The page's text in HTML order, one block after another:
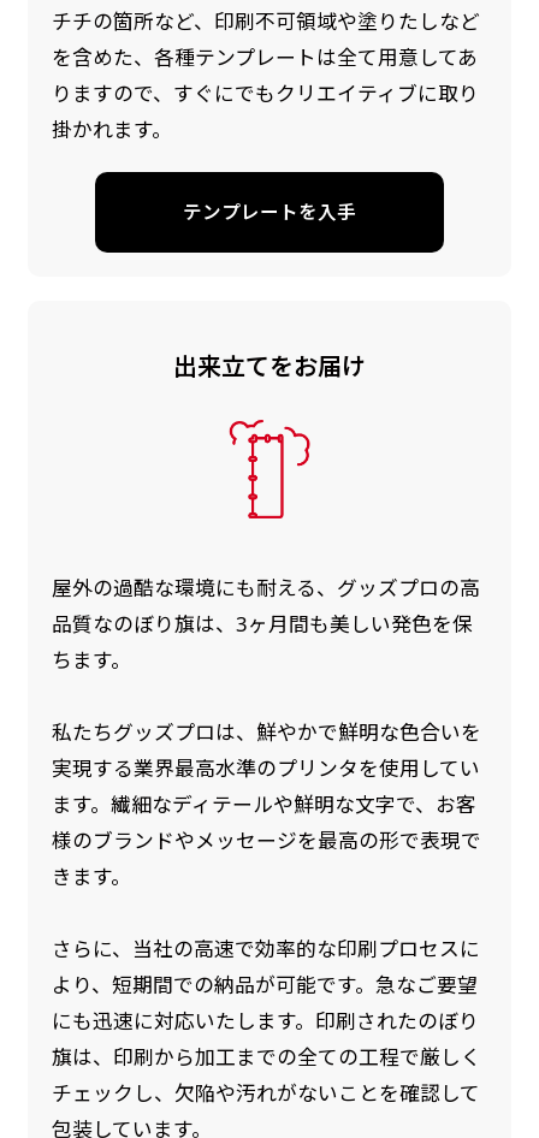
チチの箇所など、印刷不可領域や塗りたしなど
を含めた、各種テンプレートは全て用意してあ
りますので、すぐにでもクリエイティブに取り
掛かれます。
テンプレートを入手
出来立てをお届け
屋外の過酷な環境にも耐える、グッズプロの高
品質なのぼり旗は、3ヶ月間も美しい発色を保
ちます。
私たちグッズプロは、鮮やかで鮮明な色合いを
実現する業界最高水準のプリンタを使用してい
ます。繊細なディテールや鮮明な文字で、お客
様のブランドやメッセージを最高の形で表現で
きます。
さらに、当社の高速で効率的な印刷プロセスに
より、短期間での納品が可能です。急なご要望
にも迅速に対応いたします。印刷されたのぼり
旗は、印刷から加工までの全ての工程で厳しく
チェックし、欠陥や汚れがないことを確認して
包装しています。